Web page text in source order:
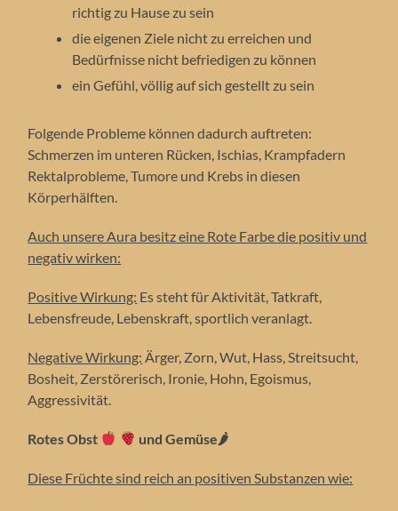
richtig zu Hause zu sein
die eigenen Ziele nicht zu erreichen und
Bedürfnisse nicht befriedigen zu können
ein Gefühl, völlig auf sich gestellt zu sein
Folgende Probleme können dadurch auftreten:
Schmerzen im unteren Rücken, Ischias, Krampfadern
Rektalprobleme, Tumore und Krebs in diesen
Körperhälften.
Auch unsere Aura besitz eine Rote Farbe die positiv und
negativ wirken:
Positive Wirkung: Es steht für Aktivität, Tatkraft,
Lebensfreude, Lebenskraft, sportlich veranlagt.
Negative Wirkung: Ärger, Zorn, Wut, Hass, Streitsucht,
Bosheit, Zerstörerisch, Ironie, Hohn, Egoismus,
Aggressivität.
Rotes Obst und Gemüse🌶
Diese Früchte sind reich an positiven Substanzen wie: